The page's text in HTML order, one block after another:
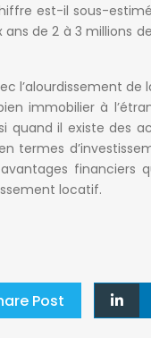
est-il sous-
de 2 à 3 millions
l’alourdissement de
immobilier à
quand il existe des
termes
financiers
locatif.
Post